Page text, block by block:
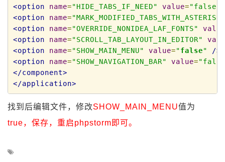
<option
name="HIDE_TABS_IF_NEED" value="false"
<option
name="MARK_MODIFIED_TABS_WITH_ASTERISK"
<option
name="OVERRIDE_NONIDEA_LAF_FONTS"
value
<option
name="SCROLL_TAB_LAYOUT_IN_EDITOR"
<option
name="SHOW_MAIN_MENU" value="false"
/>
<option
name="SHOW_NAVIGATION_BAR" value=
</component>
</application>
找到后编辑文件，修改SHOW_MAIN_MENU值为
true，保存，重启phpstorm即可。